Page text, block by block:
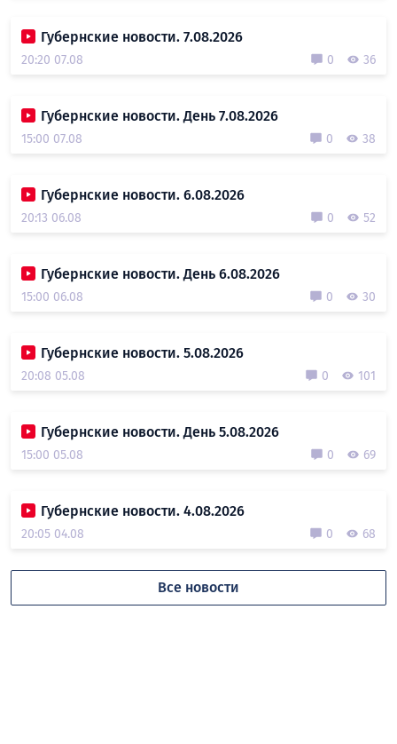
Губернские новости. 7.08.2026
20:20 07.08 0 36
Губернские новости. День 7.08.2026
15:00 07.08 0 38
Губернские новости. 6.08.2026
20:13 06.08 0 52
Губернские новости. День 6.08.2026
15:00 06.08 0 30
Губернские новости. 5.08.2026
20:08 05.08 0 101
Губернские новости. День 5.08.2026
15:00 05.08 0 69
Губернские новости. 4.08.2026
20:05 04.08 0 68
Все новости